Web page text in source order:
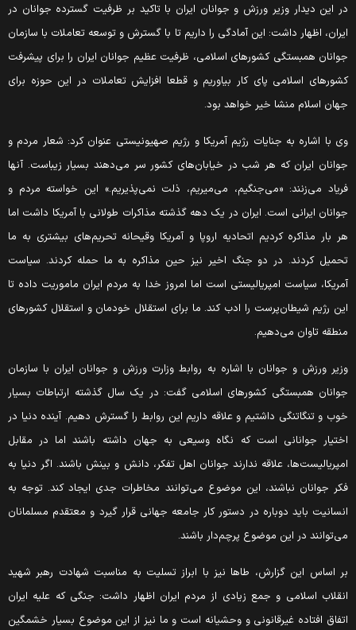
این دیدار وزیر ورزش و جوانان ایران با تاکید بر ظرفیت گسترده جوانان در
اظهار داشت: این آمادگی را داریم تا با گسترش و توسعه تعاملات با سازمان
همبستگی کشورهای اسلامی، ظرفیت عظیم جوانان ایران را برای پیشرفت
اسلامی پای کار بیاوریم و قطعا افزایش تعاملات در این حوزه برای
اسلام منشا خیر خواهد بود.
با اشاره به جنایات رژیم آمریکا و رژیم صهیونیستی عنوان کرد: شعار مردم و
ایران که هر شب در خیابان‌های کشور سر می‌دهند بسیار زیباست. آنها
می‌زنند: «می‌جنگیم، می‌میریم، ذلت نمی‌پذیریم.» این خواسته مردم و
ایرانی است. ایران در یک دهه گذشته مذاکرات طولانی با آمریکا داشت اما
بار مذاکره کردیم اتحادیه اروپا و آمریکا وقیحانه تحریم‌های بیشتری به ما
کردند. در دو جنگ اخیر نیز حین مذاکره به ما حمله کردند. سیاست
سیاست امپریالیستی است اما امروز خدا به مردم ایران ماموریت داده تا
رژیم شیطان‌پرست را ادب کند. ما برای استقلال خودمان و استقلال کشورهای
تاوان می‌دهیم.
ورزش و جوانان با اشاره به روابط وزارت ورزش و جوانان ایران با سازمان
همبستگی کشورهای اسلامی گفت: در یک سال گذشته ارتباطات بسیار
و تنگاتنگی داشتیم و علاقه داریم این روابط را گسترش دهیم. آینده دنیا در
جوانانی است که نگاه وسیعی به جهان داشته باشند اما در مقابل
علاقه ندارند جوانان اهل تفکر، دانش و بینش باشند. اگر دنیا به
جوانان نباشند، این موضوع می‌توانند مخاطرات جدی ایجاد کند. توجه به
باید دوباره در دستور کار جامعه جهانی قرار گیرد و معتقدم مسلمانان
در این موضوع پرچم‌دار باشند.
اساس این گزارش، طاها نیز با ابراز تسلیت به مناسبت شهادت رهبر شهید
اسلامی و جمع زیادی از مردم ایران اظهار داشت: جنگی که علیه ایران
افتاده غیرقانونی و وحشیانه است و ما نیز از این موضوع بسیار خشمگین